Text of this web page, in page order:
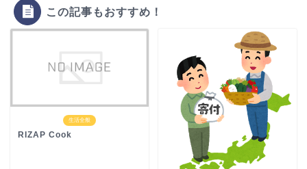
この記事もおすすめ！
生活全般
RIZAP Cook